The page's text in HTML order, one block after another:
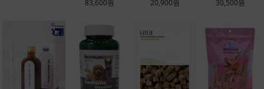
83,600원
20,900원
30,500원